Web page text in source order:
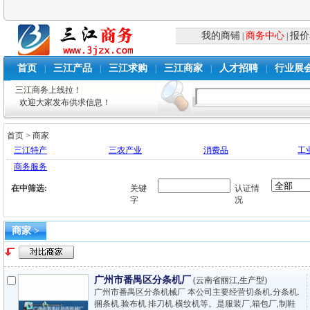
我的商铺 商务中心 |报
首页 三江产品 三江求购 三江商家 人才招聘 行业展
三江商务上线拉！
欢迎大家发布供求信息！
首页 >商家
三江特产
三农产业 消费品
工
商务服务
在中筛选:
关键
字
认证情
况
商家 >
广州市番禺区分条机厂 (云南省丽江,生产型)
广州市番禺区分条机械厂 本公司主要经营切条机.分条机.
捆条机.验布机.排刀机.横纹机等。是服装厂,箱包厂,制鞋